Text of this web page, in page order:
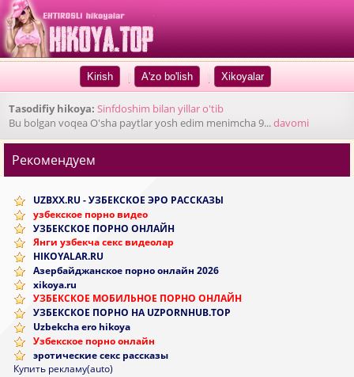
| |
Tasodifiy hikoya: Sinfdoshim bilan yillar o'tib
Bu bolgan voqea O'sha paytlar yosh edim menimcha 9...davomi
Рекомендуем
UZBXX.RU - УЗБЕКСКОЕ ЭРО РАССКАЗЫ
узбекское порно видео
УЗБЕКСКОЕ ПОРНО ОНЛАЙН
Янги узбекча секс видеолар
HIKOYALAR.RU
Азербайджанское порно онлайн 2026
xikoya.ru
УЗБЕКСКОЕ МОБИЛЬНОЕ ПОРНО ОНЛАЙН
УЗБЕКСКОЕ ПОРНО НА UZPORNHUB.TOP
Uzbekcha ero hikoya
Узбекское порно онлайн
эротические секс рассказы
Купить рекламу(auto)